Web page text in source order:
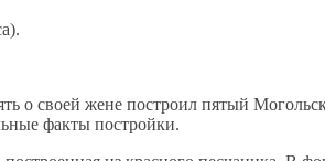
о своей жене построил пятый
факты постройки.